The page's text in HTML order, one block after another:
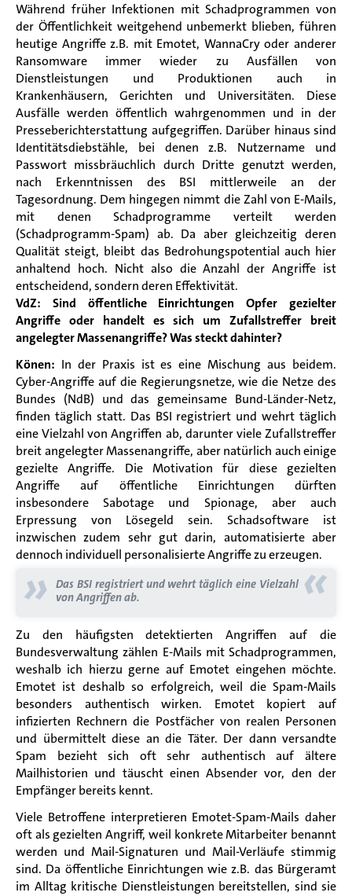
Während früher Infektionen mit Schadprogrammen von
der Öffentlichkeit weitgehend unbemerkt blieben, führen
heutige Angriffe z.B. mit Emotet, WannaCry oder anderer
Ransomware immer wieder zu Ausfällen von
Dienstleistungen und Produktionen auch in
Krankenhäusern, Gerichten und Universitäten. Diese
Ausfälle werden öffentlich wahrgenommen und in der
Presseberichterstattung aufgegriffen. Darüber hinaus sind
Identitätsdiebstähle, bei denen z.B. Nutzername und
Passwort missbräuchlich durch Dritte genutzt werden,
nach Erkenntnissen des BSI mittlerweile an der
Tagesordnung. Dem hingegen nimmt die Zahl von E-Mails,
mit denen Schadprogramme verteilt werden
(Schadprogramm-Spam) ab. Da aber gleichzeitig deren
Qualität steigt, bleibt das Bedrohungspotential auch hier
anhaltend hoch. Nicht also die Anzahl der Angriffe ist
entscheidend, sondern deren Effektivität.
VdZ: Sind öffentliche Einrichtungen Opfer gezielter
Angriffe oder handelt es sich um Zufallstreffer breit
angelegter Massenangriffe? Was steckt dahinter?
Könen: In der Praxis ist es eine Mischung aus beidem.
Cyber-Angriffe auf die Regierungsnetze, wie die Netze des
Bundes (NdB) und das gemeinsame Bund-Länder-Netz,
finden täglich statt. Das BSI registriert und wehrt täglich
eine Vielzahl von Angriffen ab, darunter viele Zufallstreffer
breit angelegter Massenangriffe, aber natürlich auch einige
gezielte Angriffe. Die Motivation für diese gezielten
Angriffe auf öffentliche Einrichtungen dürften
insbesondere Sabotage und Spionage, aber auch
Erpressung von Lösegeld sein. Schadsoftware ist
inzwischen zudem sehr gut darin, automatisierte aber
dennoch individuell personalisierte Angriffe zu erzeugen.
» Das BSI registriert und wehrt täglich eine Vielzahl
von Angriffen ab.
«
Zu den häufigsten detektierten Angriffen auf die
Bundesverwaltung zählen E-Mails mit Schadprogrammen,
weshalb ich hierzu gerne auf Emotet eingehen möchte.
Emotet ist deshalb so erfolgreich, weil die Spam-Mails
besonders authentisch wirken. Emotet kopiert auf
infizierten Rechnern die Postfächer von realen Personen
und übermittelt diese an die Täter. Der dann versandte
Spam bezieht sich oft sehr authentisch auf ältere
Mailhistorien und täuscht einen Absender vor, den der
Empfänger bereits kennt.
Viele Betroffene interpretieren Emotet-Spam-Mails daher
oft als gezielten Angriff, weil konkrete Mitarbeiter benannt
werden und Mail-Signaturen und Mail-Verläufe stimmig
sind. Da öffentliche Einrichtungen wie z.B. das Bürgeramt
im Alltag kritische Dienstleistungen bereitstellen, sind sie